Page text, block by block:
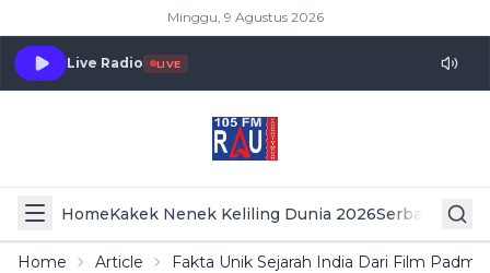
Minggu, 9 Agustus 2026
Live Radio LIVE
HomeKakek Nenek Keliling Dunia 2026Serba Serbi
Home Article Fakta Unik Sejarah India Dari Film